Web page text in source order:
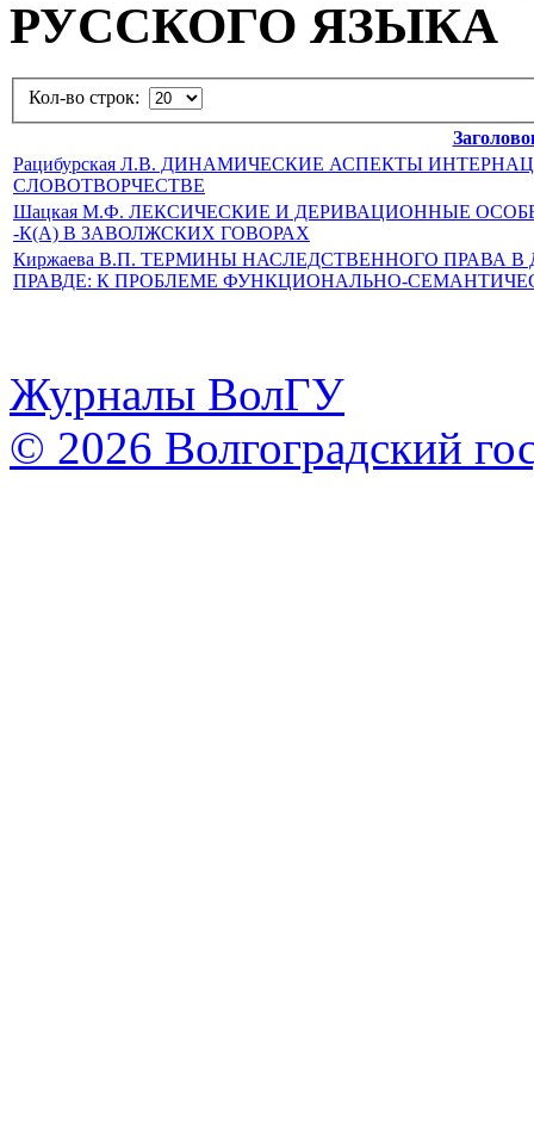
РУССКОГО ЯЗЫКА
Кол-во строк:
Рацибурская Л.В. ДИНАМИЧЕСКИЕ АСПЕКТЫ
СЛОВОТВОРЧЕСТВЕ
Шацкая М.Ф. ЛЕКСИЧЕСКИЕ И ДЕРИВАЦИОННЫЕ
-К(А) В ЗАВОЛЖСКИХ ГОВОРАХ
Киржаева В.П. ТЕРМИНЫ НАСЛЕДСТВЕННОГО ПРАВА
ПРАВДЕ: К ПРОБЛЕМЕ ФУНКЦИОНАЛЬНО-
Журналы ВолГУ
© 2026 Волгоградский